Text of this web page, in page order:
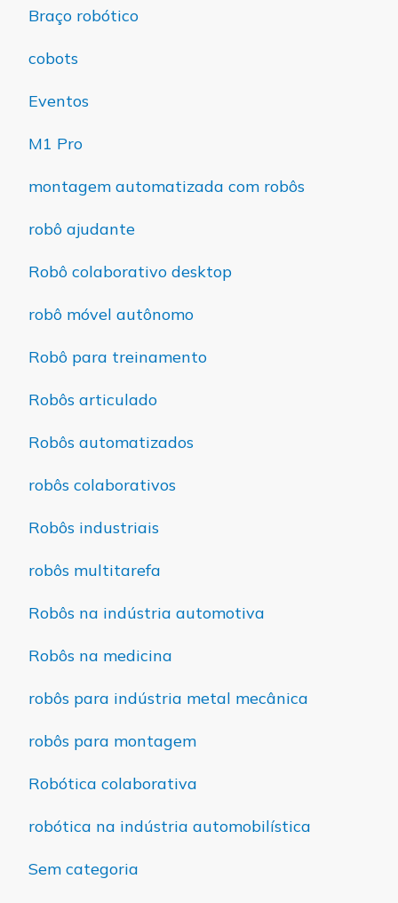
Braço robótico
cobots
Eventos
M1 Pro
montagem automatizada com robôs
robô ajudante
Robô colaborativo desktop
robô móvel autônomo
Robô para treinamento
Robôs articulado
Robôs automatizados
robôs colaborativos
Robôs industriais
robôs multitarefa
Robôs na indústria automotiva
Robôs na medicina
robôs para indústria metal mecânica
robôs para montagem
Robótica colaborativa
robótica na indústria automobilística
Sem categoria